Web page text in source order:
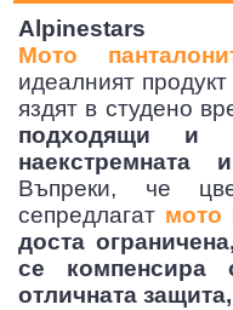
Alpinestars
Мото
идеалният
яздят в студено
подходящи и
наекстремната
Въпреки, че
сепредлагат мото
доста
се компенсира
отличната